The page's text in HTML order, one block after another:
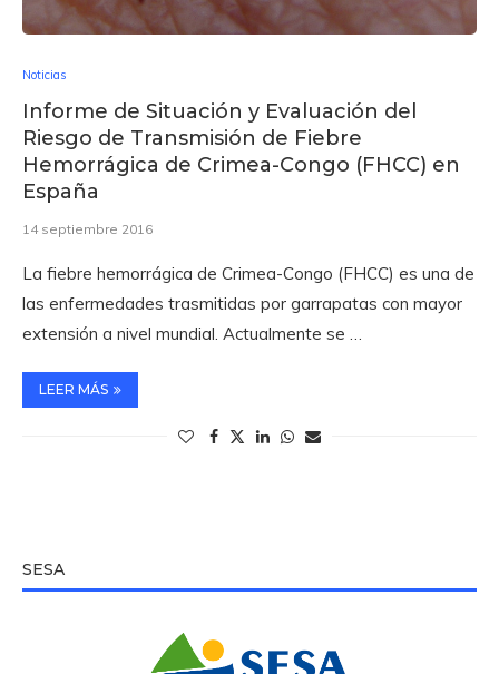
Noticias
Informe de Situación y Evaluación del
Riesgo de Transmisión de Fiebre
Hemorrágica de Crimea-Congo (FHCC) en
España
14 septiembre 2016
La fiebre hemorrágica de Crimea-Congo (FHCC) es una de
las enfermedades trasmitidas por garrapatas con mayor
extensión a nivel mundial. Actualmente se …
LEER MÁS
SESA